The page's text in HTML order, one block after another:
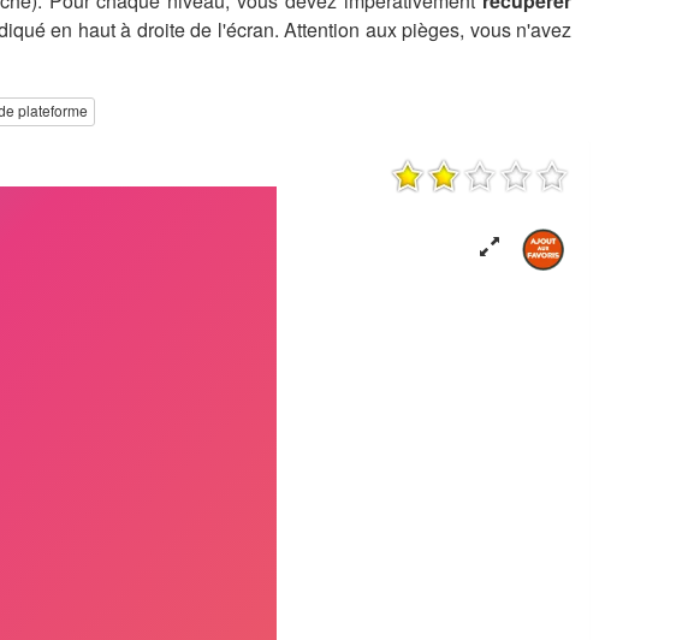
en haut à droite de l'écran. Attention aux pièges, vous n'avez
plateforme